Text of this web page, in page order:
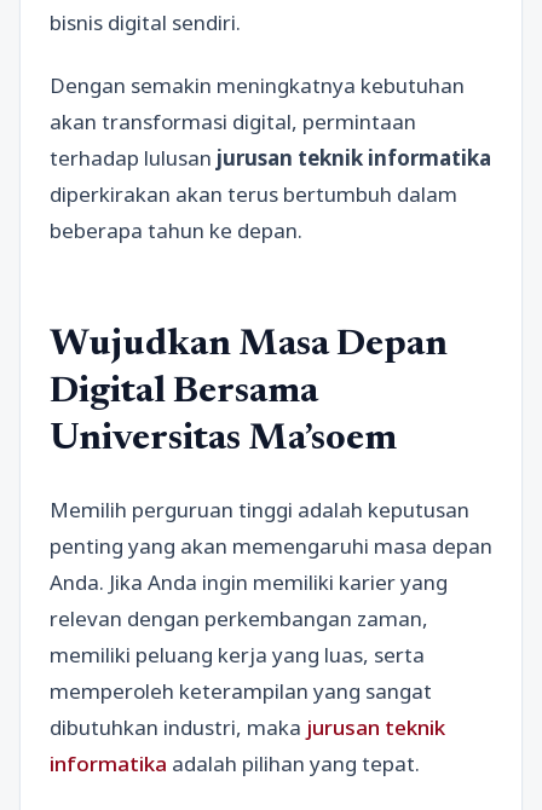
bisnis digital sendiri.
Dengan semakin meningkatnya kebutuhan
akan transformasi digital, permintaan
terhadap lulusan jurusan teknik informatika
diperkirakan akan terus bertumbuh dalam
beberapa tahun ke depan.
Wujudkan Masa Depan
Digital Bersama
Universitas Ma’soem
Memilih perguruan tinggi adalah keputusan
penting yang akan memengaruhi masa depan
Anda. Jika Anda ingin memiliki karier yang
relevan dengan perkembangan zaman,
memiliki peluang kerja yang luas, serta
memperoleh keterampilan yang sangat
dibutuhkan industri, maka jurusan teknik
informatika adalah pilihan yang tepat.